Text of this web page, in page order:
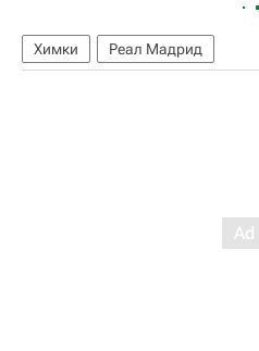
Химки Реал Мадрид